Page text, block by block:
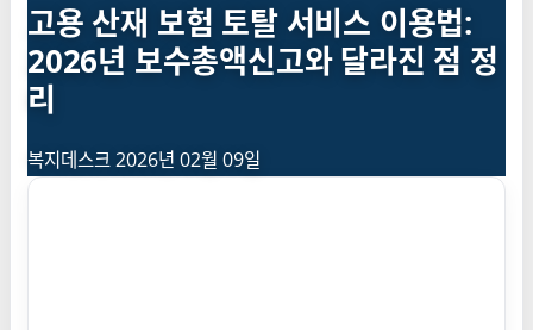
고용 산재 보험 토탈 서비스 이용법:
2026년 보수총액신고와 달라진 점 정
리
복지데스크2026년 02월 09일